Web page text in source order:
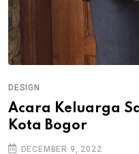
DESIGN
Acara Keluarga
Kota Bogor
DECEMBER 9, 2022